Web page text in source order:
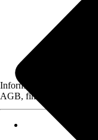
Informationen des
AGB, finden Sie bei